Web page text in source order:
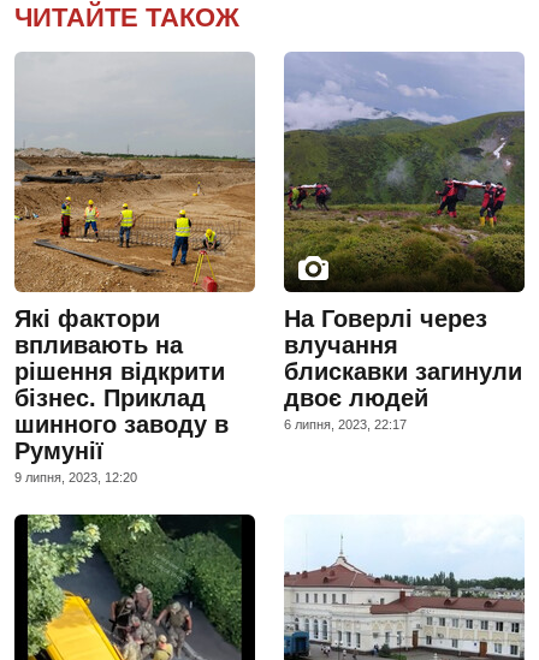
ЧИТАЙТЕ ТАКОЖ
Які фактори
впливають на
рішення відкрити
бізнес. Приклад
шинного заводу в
Румунії
9 липня, 2023, 12:20
На Говерлі через
влучання
блискавки загинули
двоє людей
6 липня, 2023, 22:17